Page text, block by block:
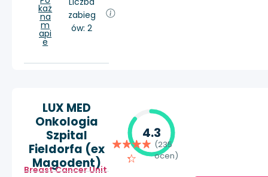
każ
na
m
api
e
zabieg
ów: 2
LUX MED
Onkologia
Szpital
Fieldorfa (ex
Magodent)
Breast Cancer Unit
4.3
(235
ocen)